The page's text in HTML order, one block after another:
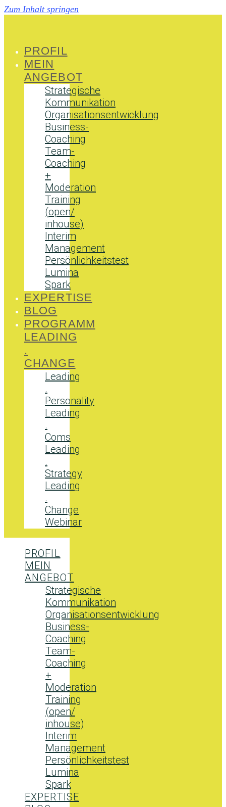
Zum Inhalt springen
PROFIL
MEIN
ANGEBOT
Strategische
Kommunikation
Organisationsentwicklung
Business-
Coaching
Team-
Coaching
+
Moderation
Training
(open/
inhouse)
Interim
Management
Persönlichkeitstest
Lumina
Spark
EXPERTISE
BLOG
PROGRAMM
LEADING
.
CHANGE
Leading
.
Personality
Leading
.
Coms
Leading
.
Strategy
Leading
.
Change
Webinar
PROFIL
MEIN
ANGEBOT
Strategische
Kommunikation
Organisationsentwicklung
Business-
Coaching
Team-
Coaching
+
Moderation
Training
(open/
inhouse)
Interim
Management
Persönlichkeitstest
Lumina
Spark
EXPERTISE